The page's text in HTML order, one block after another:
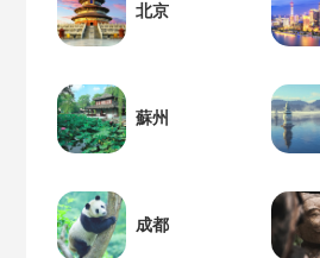
北京
蘇州
成都